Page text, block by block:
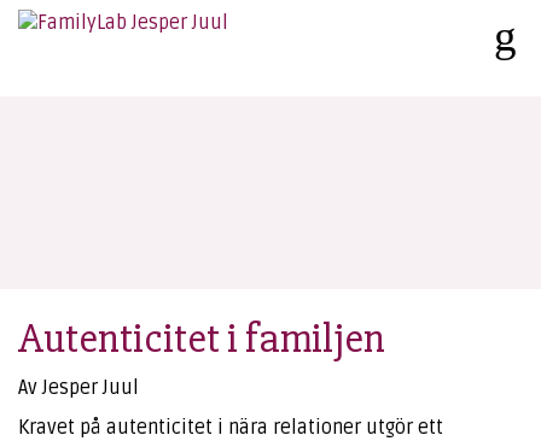
Autenticitet i familjen
Av Jesper Juul
Kravet på autenticitet i nära relationer utgör ett